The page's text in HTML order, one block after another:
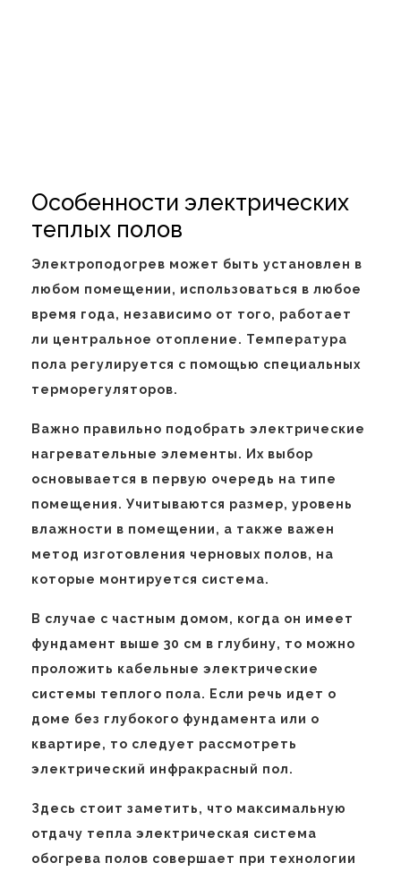
Особенности электрических
теплых полов
Электроподогрев может быть установлен в
любом помещении, использоваться в любое
время года, независимо от того, работает
ли центральное отопление. Температура
пола регулируется с помощью специальных
терморегуляторов.
Важно правильно подобрать электрические
нагревательные элементы. Их выбор
основывается в первую очередь на типе
помещения. Учитываются размер, уровень
влажности в помещении, а также важен
метод изготовления черновых полов, на
которые монтируется система.
В случае с частным домом, когда он имеет
фундамент выше 30 см в глубину, то можно
проложить кабельные электрические
системы теплого пола. Если речь идет о
доме без глубокого фундамента или о
квартире, то следует рассмотреть
электрический инфракрасный пол.
Здесь стоит заметить, что максимальную
отдачу тепла электрическая система
обогрева полов совершает при технологии